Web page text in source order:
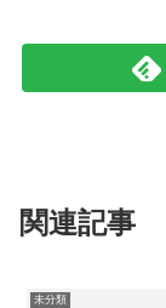
関連記事
未分類